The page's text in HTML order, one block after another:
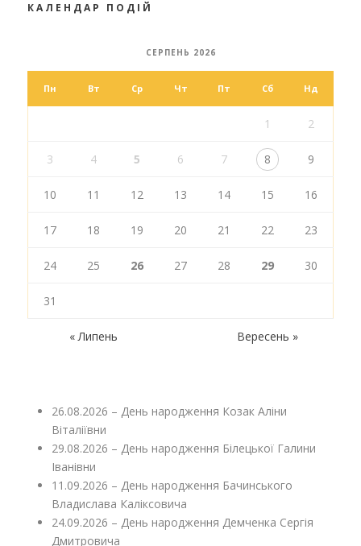
КАЛЕНДАР ПОДІЙ
СЕРПЕНЬ 2026
Пн Вт Ср Чт Пт Сб Нд
1 2
3 4 5 6 7 8 9
10 11 12 13 14 15 16
17 18 19 20 21 22 23
24 25 26 27 28 29 30
31
« Липень Вересень »
26.08.2026 – День народження Козак Аліни
Віталіївни
29.08.2026 – День народження Білецької Галини
Іванівни
11.09.2026 – День народження Бачинського
Владислава Каліксовича
24.09.2026 – День народження Демченка Сергія
Дмитровича